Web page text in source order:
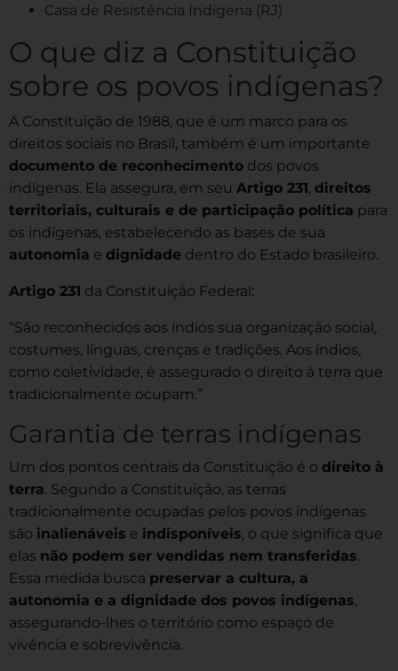
Casa de Resistência Indígena (RJ)
O que diz a Constituição
sobre os povos indígenas?
A Constituição de 1988, que é um marco para os
direitos sociais no Brasil, também é um importante
documento de reconhecimento dos povos
indígenas. Ela assegura, em seu Artigo 231, direitos
territoriais, culturais e de participação política para
os indígenas, estabelecendo as bases de sua
autonomia e dignidade dentro do Estado brasileiro.
Artigo 231 da Constituição Federal:
“São reconhecidos aos índios sua organização social,
costumes, línguas, crenças e tradições. Aos índios,
como coletividade, é assegurado o direito à terra que
tradicionalmente ocupam.”
Garantia de terras indígenas
Um dos pontos centrais da Constituição é o direito à
terra. Segundo a Constituição, as terras
tradicionalmente ocupadas pelos povos indígenas
são inalienáveis e indisponíveis, o que significa que
elas não podem ser vendidas nem transferidas.
Essa medida busca preservar a cultura, a
autonomia e a dignidade dos povos indígenas,
assegurando-lhes o território como espaço de
vivência e sobrevivência.